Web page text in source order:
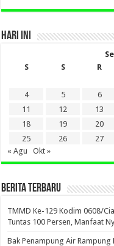
HARI INI
S
S R
4
5 6
11
12 13
18
19 20
25
26 27
« Agu
Okt »
BERITA TERBARU
TMMD Ke-129 Kodim 0608/
Tuntas 100 Persen, Manfaat
Bak Penampung Air